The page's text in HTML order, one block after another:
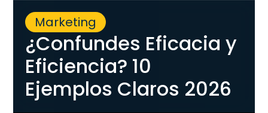
Marketing
¿Confundes Eficacia y
Eficiencia? 10
Ejemplos Claros 2026